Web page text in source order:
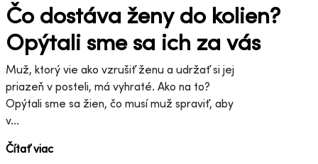
Čo dostáva ženy do kolien?
Opýtali sme sa ich za vás
Muž, ktorý vie ako vzrušiť ženu a udržať si jej
priazeň v posteli, má vyhraté. Ako na to?
Opýtali sme sa žien, čo musí muž spraviť, aby
v...
Čítať viac